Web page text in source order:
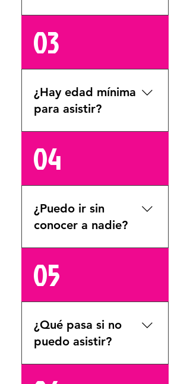
(obligatorio), agua y
muchas ganas de
disfrutar!
03
¿Hay edad mínima
para asistir?
mujeres de 18+ o
adolescentes de 14 a
17 años acompañadas
por su mamá (tomando
la clase juntas)
04
¿Puedo ir sin
conocer a nadie?
común venir sola y
hacer nuevas amigas
🤍
05
¿Qué pasa si no
puedo asistir?